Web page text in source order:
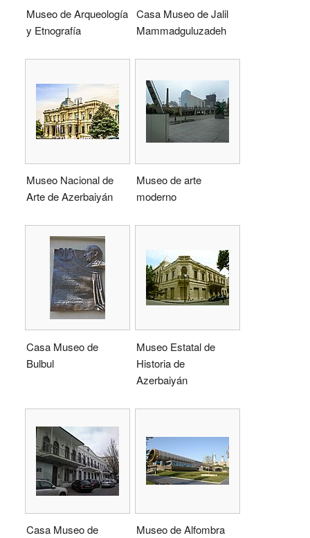
Museo de Arqueología
y Etnografía
Casa Museo de Jalil
Mammadguluzadeh
Museo Nacional de
Arte de Azerbaiyán
Museo de arte
moderno
Casa Museo de
Bulbul
Museo Estatal de
Historia de
Azerbaiyán
Casa Museo de
Museo de Alfombra